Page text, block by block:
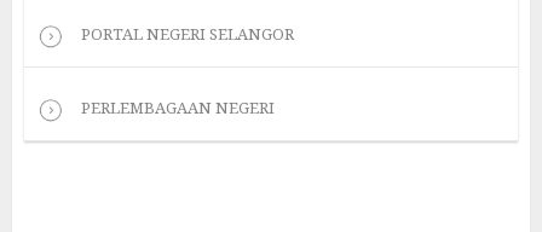
PORTAL NEGERI SELANGOR
PERLEMBAGAAN NEGERI